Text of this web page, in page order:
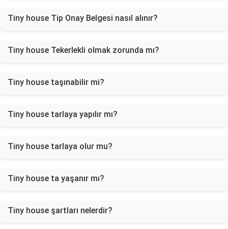
Tiny house Tip Onay Belgesi nasıl alınır?
Tiny house Tekerlekli olmak zorunda mı?
Tiny house taşınabilir mi?
Tiny house tarlaya yapılır mı?
Tiny house tarlaya olur mu?
Tiny house ta yaşanır mı?
Tiny house şartları nelerdir?